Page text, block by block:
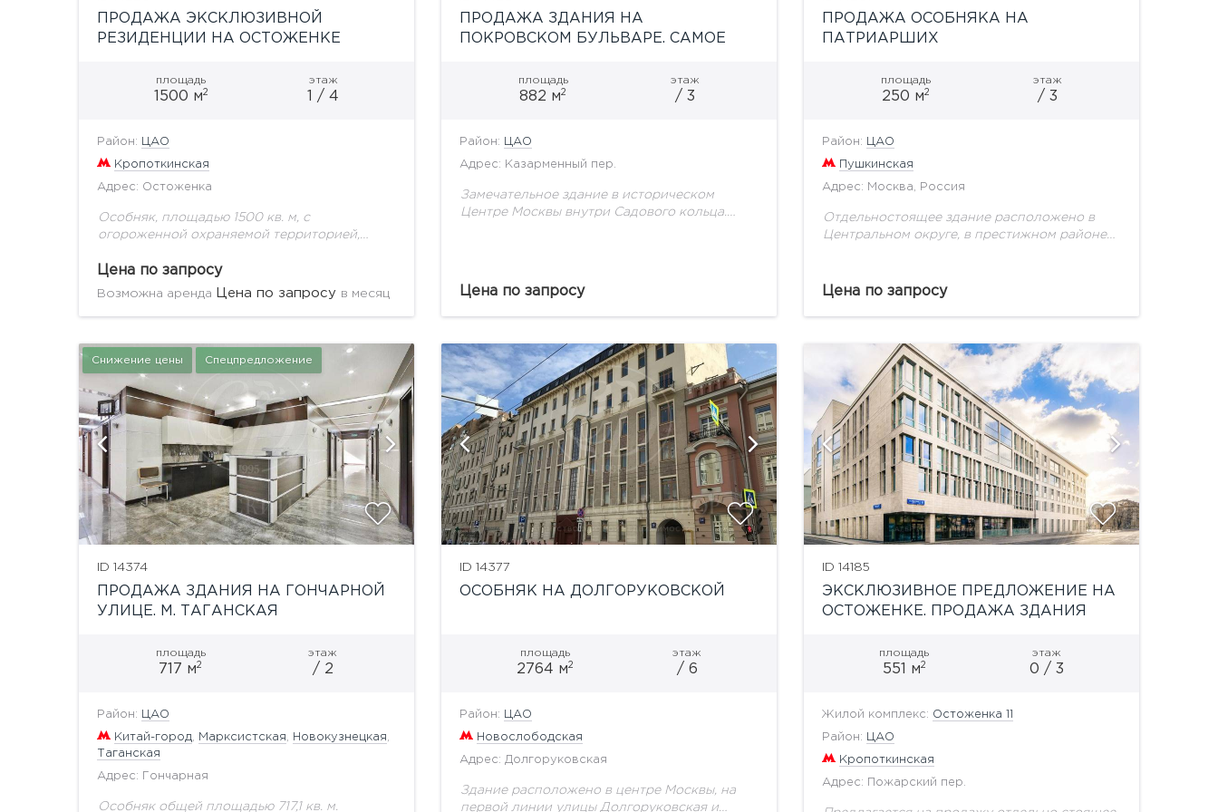
ПРОДАЖА ЭКСКЛЮЗИВНОЙ
РЕЗИДЕНЦИИ НА ОСТОЖЕНКЕ
площадь
1500 м2
этаж
1 / 4
Район: ЦАО
Кропоткинская
Адрес: Остоженка
Особняк, площадью 1500 кв. м, с
огороженной охраняемой территорией,
Располагается на первой линии в самой
престижной локации Москвы. Полностью
Цена по запросу
Возможна аренда Цена по запросу в месяц
ПРОДАЖА ЗДАНИЯ НА
ПОКРОВСКОМ БУЛЬВАРЕ. САМОЕ
РАЙОНЕ!площадь
882 м2
этаж
/ 3
Район: ЦАО
Адрес: Казарменный пер.
Замечательное здание в историческом
Центре Москвы внутри Садового кольца.
Цена по запросу
ПРОДАЖА ОСОБНЯКА НА
ПАТРИАРШИХ
площадь
250 м2
этаж
/ 3
Район: ЦАО
Пушкинская
Адрес: Москва, Россия
Отдельностоящее здание расположено в
Центральном округе, в престижном районе
перекрытий. Внутренняя отделка выполнена
Цена по запросу
Снижение цены Спецпредложение
ID 14374
ПРОДАЖА ЗДАНИЯ НА ГОНЧАРНОЙ
УЛИЦЕ. М. ТАГАНСКАЯ
площадь
717 м2
этаж
/ 2
Район: ЦАО
Китай-город Марксистская Новокузнецкая
Таганская
Адрес: Гончарная
Особняк общей площадью 717,1 кв. м.
показать ещё 3 фотографии
ID 14377
ОСОБНЯК НА ДОЛГОРУКОВСКОЙ
площадь
2764 м2
этаж
/ 6
Район: ЦАО
Новослободская
Адрес: Долгоруковская
Здание расположено в центре Москвы, на
первой линии улицы Долгоруковская и
показать ещё 4 фотографии
ID 14185
ЭКСКЛЮЗИВНОЕ ПРЕДЛОЖЕНИЕ НА
ОСТОЖЕНКЕ. ПРОДАЖА ЗДАНИЯ
площадь
551 м2
этаж
0 / 3
Жилой комплекс: Остоженка 11
Район: ЦАО
Кропоткинская
Адрес: Пожарский пер.